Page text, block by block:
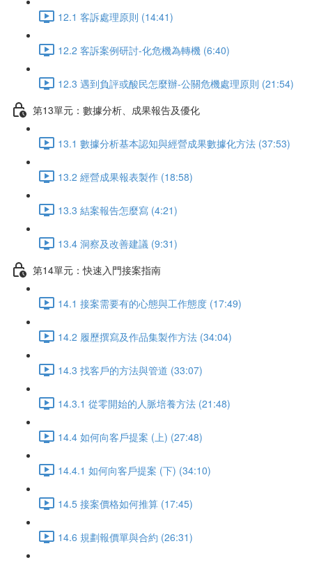
12.1 客訴處理原則 (14:41)
12.2 客訴案例研討-化危機為轉機 (6:40)
12.3 遇到負評或酸民怎麼辦-公關危機處理原則 (21:54)
第13單元：數據分析、成果報告及優化
13.1 數據分析基本認知與經營成果數據化方法 (37:53)
13.2 經營成果報表製作 (18:58)
13.3 結案報告怎麼寫 (4:21)
13.4 洞察及改善建議 (9:31)
第14單元：快速入門接案指南
14.1 接案需要有的心態與工作態度 (17:49)
14.2 履歷撰寫及作品集製作方法 (34:04)
14.3 找客戶的方法與管道 (33:07)
14.3.1 從零開始的人脈培養方法 (21:48)
14.4 如何向客戶提案 (上) (27:48)
14.4.1 如何向客戶提案 (下) (34:10)
14.5 接案價格如何推算 (17:45)
14.6 規劃報價單與合約 (26:31)